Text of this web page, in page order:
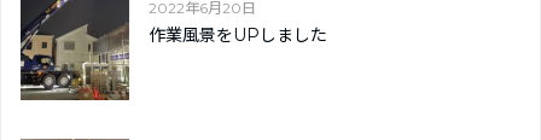
2022年6月20日
作業風景をUPしました